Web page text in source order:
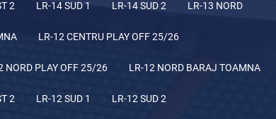
2 LR-14 SUD 1 LR-14 SUD 2 LR-13 NORD
LR-12 CENTRU PLAY OFF 25/26
NORD PLAY OFF 25/26 LR-12 NORD BARAJ TOAMNA
2 LR-12 SUD 1 LR-12 SUD 2